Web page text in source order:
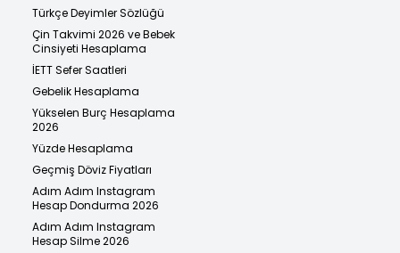
Türkçe Deyimler Sözlüğü
Çin Takvimi 2026 ve Bebek
Cinsiyeti Hesaplama
İETT Sefer Saatleri
Gebelik Hesaplama
Yükselen Burç Hesaplama
2026
Yüzde Hesaplama
Geçmiş Döviz Fiyatları
Adım Adım Instagram
Hesap Dondurma 2026
Adım Adım Instagram
Hesap Silme 2026